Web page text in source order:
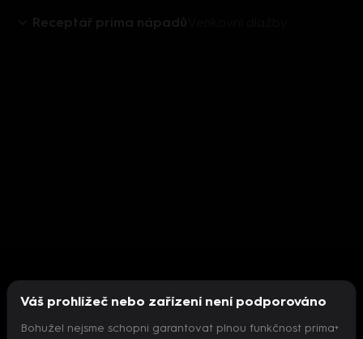
Receptář prima nápadů
Váš prohlížeč nebo zařízení není podporováno
Bohužel nejsme schopni garantovat plnou funkčnost prima+